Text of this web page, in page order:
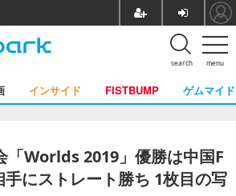
menu
search
インサイド FISTBUMP ゲムマイド
「Worlds 2019」優勝は中国F
手にストレート勝ち 1枚目の写